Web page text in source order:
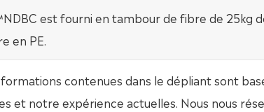
est fourni en tambour de fibre de 25kg
en PE.
contenues dans le dépliant sont
et notre expérience actuelles. Nous nous